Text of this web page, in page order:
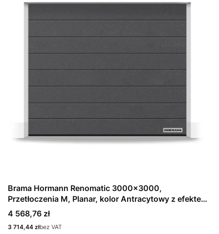
Brama Hormann Renomatic 3000x3000,
Przetłoczenia M, Planar, kolor Antracytowy z efektem
metalicznym CH 703 Matt deluxe + Prowadzenie N
Cena
4 568,76 zł
Cena
3 714,44 złbez VAT